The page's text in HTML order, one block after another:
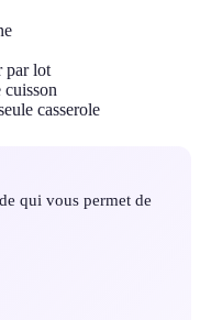
par lot
casserole
qui vous permet de